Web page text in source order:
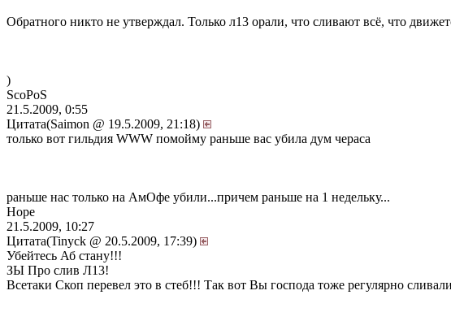
Обратного никто не утверждал. Только л13 орали, что сливают всё, что
)
ScoPoS
21.5.2009, 0:55
Цитата(Saimon @ 19.5.2009, 21:18)
только вот гильдия WWW помойму раньше вас убила дум чераса
раньше нас только на АмОфе убили...причем раньше на 1 недельку...
Hope
21.5.2009, 10:27
Цитата(Tinyck @ 20.5.2009, 17:39)
Убейтесь Аб стану!!!
ЗЫ Про слив Л13!
Всетаки Скоп перевел это в стеб!!! Так вот Вы господа тоже регулярно